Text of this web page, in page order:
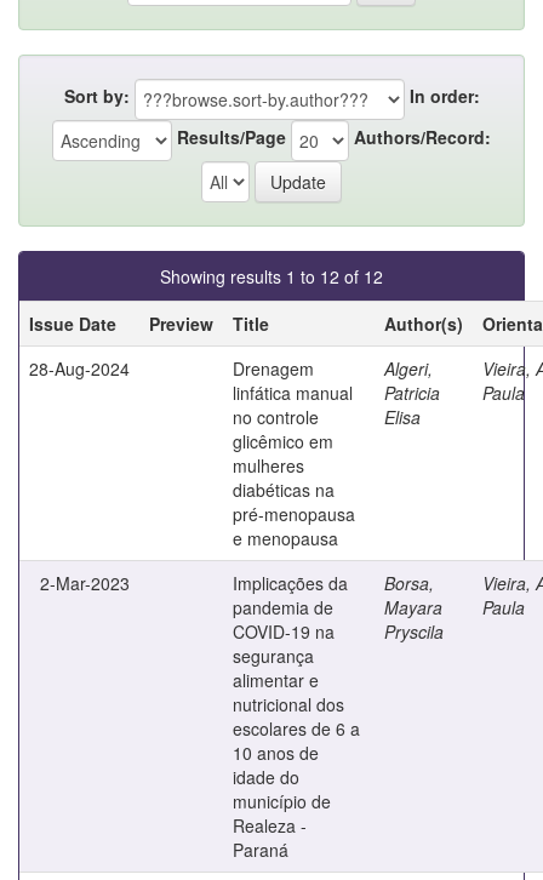
Sort by:
In order:
Results/Page
Authors/Record:
Showing results 1 to 12 of 12
Issue Date
Preview Title Author(s)
28-Aug-2024
Drenagem
linfática manual
no controle
glicêmico em
mulheres
diabéticas na
pré-menopausa
e menopausa
Algeri,
Patricia
Elisa
Vieira,
Paula
2-Mar-2023
Implicações da
pandemia de
COVID-19 na
segurança
alimentar e
nutricional dos
escolares de 6 a
10 anos de
idade do
município de
Realeza -
Paraná
Borsa,
Mayara
Pryscila
Vieira,
Paula